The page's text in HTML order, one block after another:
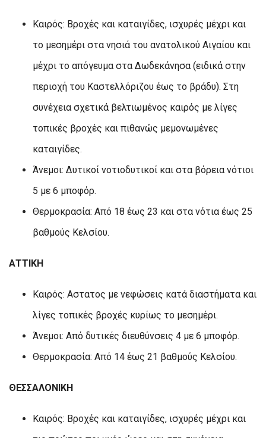
Καιρός: Βροχές και καταιγίδες, ισχυρές μέχρι και
το μεσημέρι στα νησιά του ανατολικού Αιγαίου και
μέχρι το απόγευμα στα Δωδεκάνησα (ειδικά στην
περιοχή του Καστελλόριζου έως το βράδυ). Στη
συνέχεια σχετικά βελτιωμένος καιρός με λίγες
τοπικές βροχές και πιθανώς μεμονωμένες
καταιγίδες.
Άνεμοι: Δυτικοί νοτιοδυτικοί και στα βόρεια νότιοι
5 με 6 μποφόρ.
Θερμοκρασία: Από 18 έως 23 και στα νότια έως 25
βαθμούς Κελσίου.
ΑΤΤΙΚΗ
Καιρός: Αστατος με νεφώσεις κατά διαστήματα και
λίγες τοπικές βροχές κυρίως το μεσημέρι.
Άνεμοι: Από δυτικές διευθύνσεις 4 με 6 μποφόρ.
Θερμοκρασία: Από 14 έως 21 βαθμούς Κελσίου.
ΘΕΣΣΑΛΟΝΙΚΗ
Καιρός: Βροχές και καταιγίδες, ισχυρές μέχρι και